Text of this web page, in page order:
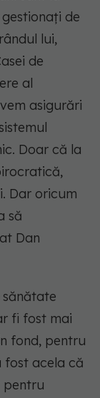
de
lui,
de
al
asigurări
Doar că la
Dar oricum
să
Dan
fi fost mai
fond, pentru
fost acela că
pentru